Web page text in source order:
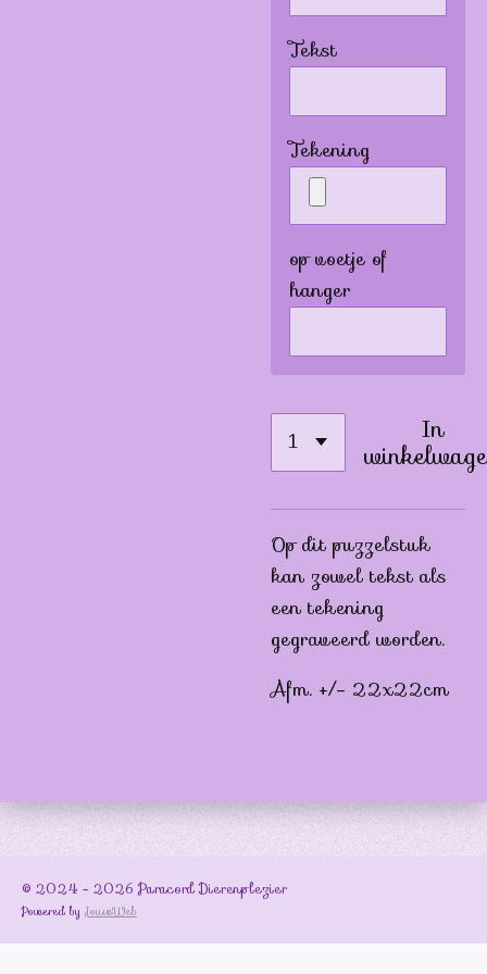
Tekst
Tekening
op voetje of
hanger
In
Op dit puzzelstuk
kan zowel tekst als
een tekening
gegraveerd worden.
Afm. +/- 22x22cm
© 2024 - 2026 Paracord Dierenplezier
Powered by JouwWeb